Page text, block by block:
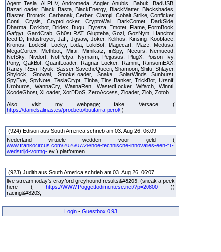
Agent Tesla, ALPHV, Andromeda, Angler, Anubis, Babuk, BadUSB,
BazarLoader, Black Basta, BlackEnergy, BlackMatter, Blackshades,
Blaster, Brontok, Carbanak, Cerber, Clampi, Cobalt Strike, Conficker,
Conti, Crysis, CryptoLocker, CryptoWall, DarkComet, DarkSide,
Dharma, Dorkbot, Dridex, Duqu, Dyreza, Emotet, Flame, FormBook,
Gafgyt, GandCrab, Gh0st RAT, Glupteba, Gozi, GozNym, Hancitor,
IcedID, Industroyer, Jaff, Jigsaw, Joker, Kelihos, Kinsing, Koobface,
Kronos, LockBit, Locky, Loda, LokiBot, Magecart, Maze, Medusa,
MegaCortex, Methbot, Mirai, Mimikatz, mSpy, Necurs, Nemucod,
NetSky, Nivdort, NotPetya, Nymaim, Pegasus, PlugX, Poison Ivy,
Pony, QakBot, QuantLoader, Ragnar Locker, Ramnit, RansomEXX,
Ranzy, REvil, Ryuk, Sasser, SavetheQueen, Shamoon, Shifu, Shlayer,
Shylock, Sinowal, SmokeLoader, Snake, SolarWinds Sunburst,
SpyEye, SpyNote, TeslaCrypt, Tinba, Tiny Banker, TrickBot, Ursnif,
Uroburos, WannaCry, WannaRen, WastedLocker, Wifatch, Winnti,
XcodeGhost, XLoader, XorDDoS, ZeroAccess, Zloader, Zlob, Zotob
Also visit my webpage; fake Versace (
https://danielsalinas.es/producto/butifarra-perol/ )
(924) Edison aus South America schrieb am 03. Aug 26, 06:09
Nederland virtuele wedden voor geld (
www.frankocircus.com/2026/07/29/hoe-technische-innovaties-een-f1-
wedstrijd-vormg- ev ) platformen
(923) Judith aus South America schrieb am 03. Aug 26, 06:07
live stream today's crayford greyhound results&#8203; (sneak a peek
here ( https://WWW.Poggettodimontese.net/?p=20800))
racing&#8203;
Login - Guestbox 0.93